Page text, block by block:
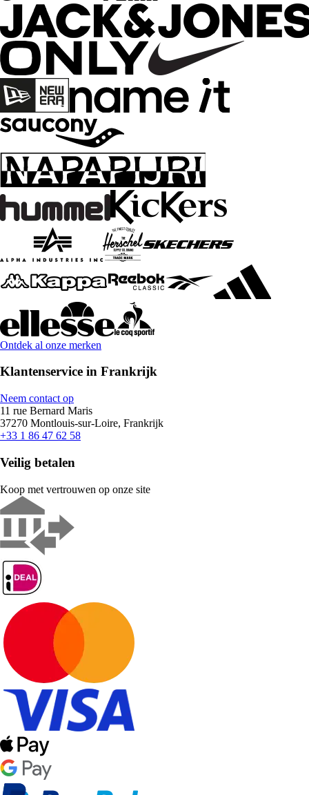
Ontdek al onze merken
Klantenservice in Frankrijk
Neem contact op
11 rue Bernard Maris
37270 Montlouis-sur-Loire, Frankrijk
+33 1 86 47 62 58
Veilig betalen
Koop met vertrouwen op onze site